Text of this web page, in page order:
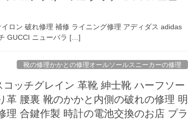
ロン 破れ修理 補修 ライニング修理 アディダス adidas
GUCCI ニューバラ […]
靴の修理かかとの修理オールソールスニーカーの修理
ッチグレイン 革靴 紳士靴 ハーフソー
革 腰裏 靴のかかと内側の破れの修理 明
理 合鍵作製 時計の電池交換のお店 プラ